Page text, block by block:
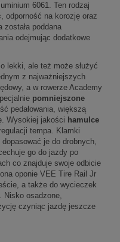
6061. Ten rodzaj
odporność na korozję oraz
została poddana
odejmując dodatkowe
lekki, ale też może służyć
z najważniejszych
a w rowerze Academy
pomniejszone
pedałowania, większą
Wysokiej jakości hamulce
tempa. Klamki
je do drobnych,
go do jazdy po
co znajduje swoje odbicie
oponie VEE Tire Rail Jr
a także do wycieczek
Nisko osadzone,
czyniąc jazdę jeszcze